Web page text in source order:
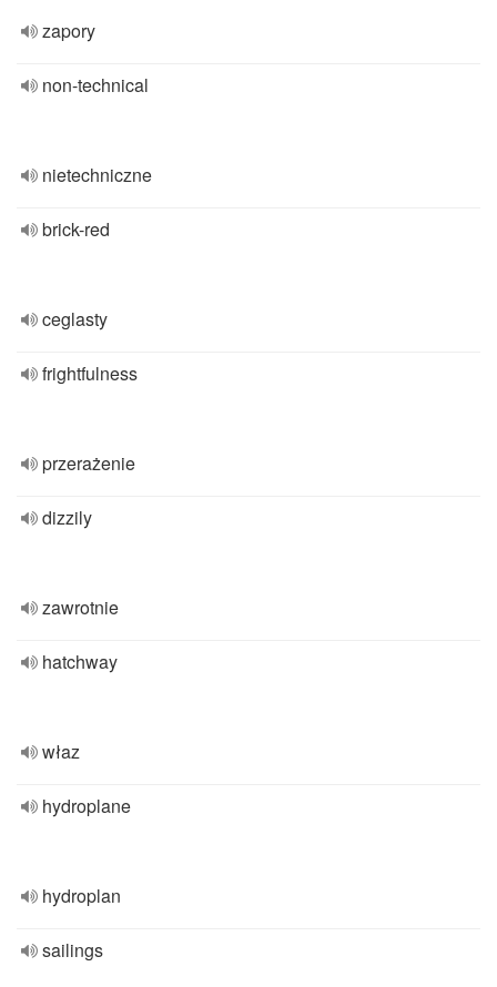
zapory
non-technical
nietechniczne
brick-red
ceglasty
frightfulness
przerażenie
dizzily
zawrotnie
hatchway
właz
hydroplane
hydroplan
sailings